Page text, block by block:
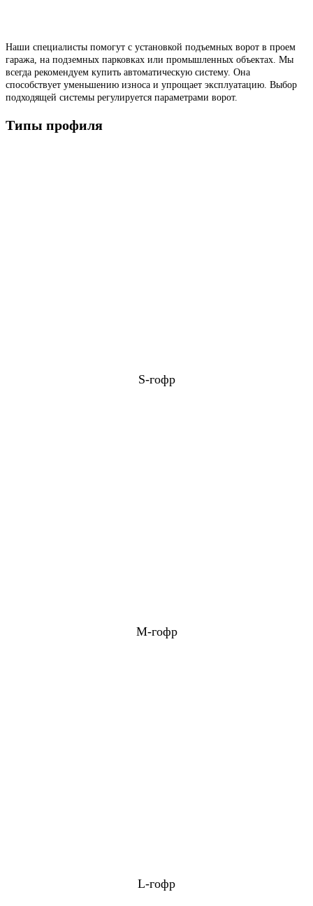
Наши специалисты помогут с установкой подъемных ворот в проем
гаража, на подземных парковках или промышленных объектах. Мы
всегда рекомендуем купить автоматическую систему. Она
способствует уменьшению износа и упрощает эксплуатацию. Выбор
подходящей системы регулируется параметрами ворот.
Типы профиля
S-гофр
M-гофр
L-гофр